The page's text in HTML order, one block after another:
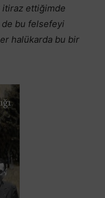
itiraz ettiğimde
de bu felsefeyi
halükarda bu bir